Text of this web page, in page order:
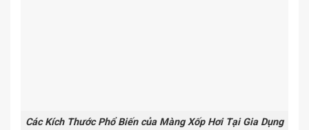
Các Kích Thước Phổ Biến của Màng Xốp Hơi Tại Gia Dụng